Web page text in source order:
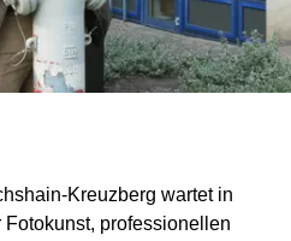
Kreuzberg wartet in
Fotokunst, professionellen